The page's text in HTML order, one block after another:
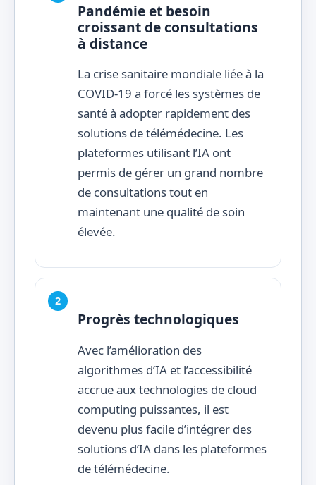
Pandémie et besoin
croissant de consultations
à distance
La crise sanitaire mondiale liée à la
COVID-19 a forcé les systèmes de
santé à adopter rapidement des
solutions de télémédecine. Les
plateformes utilisant l’IA ont
permis de gérer un grand nombre
de consultations tout en
maintenant une qualité de soin
élevée.
Progrès technologiques
Avec l’amélioration des
algorithmes d’IA et l’accessibilité
accrue aux technologies de cloud
computing puissantes, il est
devenu plus facile d’intégrer des
solutions d’IA dans les plateformes
de télémédecine.